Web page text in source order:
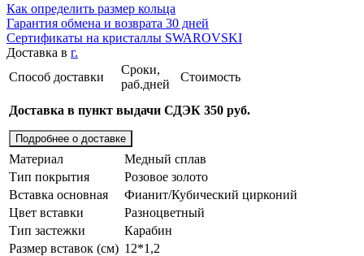
Как определить размер кольца
Гарантия обмена и возврата 30 дней
Сертификаты на кристаллы SWAROVSKI
Доставка в г.
Способ доставки
Сроки,
раб.дней
Стоимость
Доставка в пункт выдачи СДЭК 350 руб.
Подробнее о доставке
Материал
Медный сплав
Тип покрытия
Розовое золото
Вставка основная
Фианит/Кубический цирконий
Цвет вставки
Разноцветный
Тип застежки
Карабин
Размер вставок (см) 12*1,2